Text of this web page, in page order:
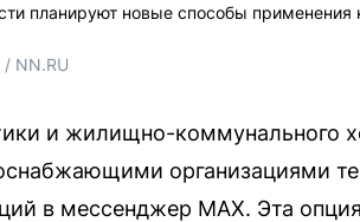
планируют новые способы
NN.RU
и жилищно-коммунального
организациями
в мессенджер MAX. Эта